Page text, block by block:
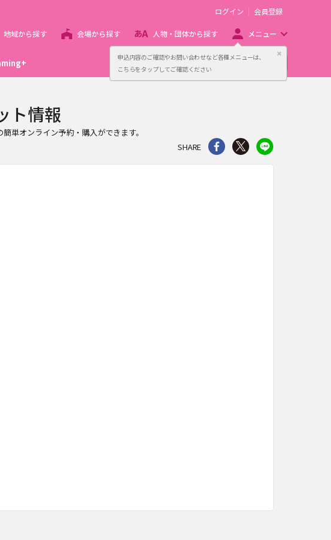
申込内容のご確認やお問い合わせなど各種メニューは、
こちらをタップしてご確認ください
閉じる
ログイン 会員登録
地域から探す 会場から探す 人物・団体から探す メニュー
主催者向け販売サービス
ト情報
単オンライン予約・購入ができます。
SHARE
シェア Twitter